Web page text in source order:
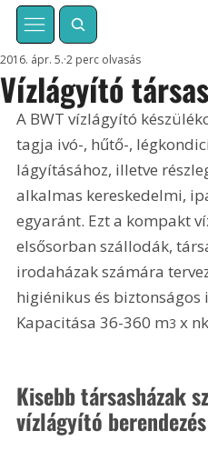
Vízlágyító
2016. ápr. 5. 2 perc olvasás
A BWT vízlágyító
tagja ivó-, hűtő-,
lágyításához, illetve
alkalmas kereskedelmi,
egyaránt. Ezt a kompakt
elsősorban szállodák,
irodaházak számára
higiénikus és biztonságos
Kapacitása 36-360 m3 x
Kisebb társasházak
vízlágyító berendezés